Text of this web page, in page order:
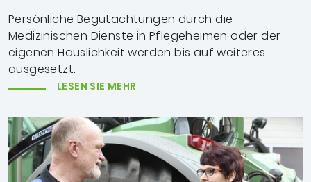
Persönliche Begutachtungen durch die
Medizinischen Dienste in Pflegeheimen oder der
eigenen Häuslichkeit werden bis auf weiteres
ausgesetzt.
LESEN SIE MEHR